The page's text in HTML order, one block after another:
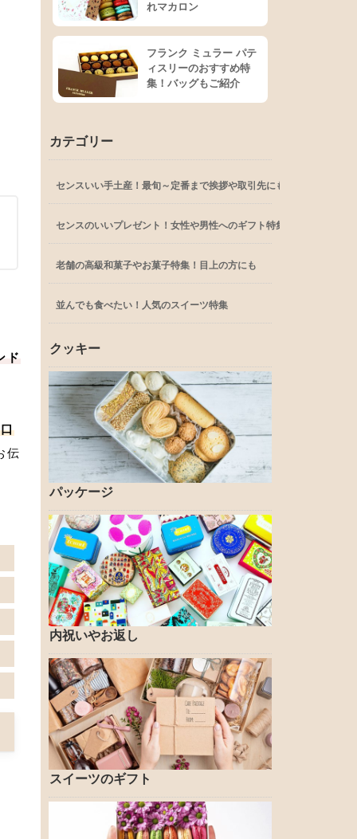
ド
伝
れマカロン
フランク ミュラー パテ
ィスリーのおすすめ特
集！バッグもご紹介
カテゴリー
センスいい手土産！最旬～定番まで挨拶や取引先にも
センスのいいプレゼント！女性や男性へのギフト特集
老舗の高級和菓子やお菓子特集！目上の方にも
並んでも食べたい！人気のスイーツ特集
クッキー
パッケージ
内祝いやお返し
スイーツのギフト